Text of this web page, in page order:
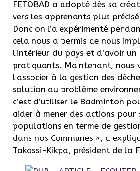
FETOBAD a adopté dès sa
vers les apprenants plus
Donc on l’a expérimenté
cela nous a permis de nous
l’intérieur du pays et d’avoir
pratiquants. Maintenant, nous
l’associer à la gestion des
solution au problème
c’est d’utiliser le Badminton
aider à mener des actions pour
populations en terme de
dans nos Communes », a
Takassi-Kikpa, président de la